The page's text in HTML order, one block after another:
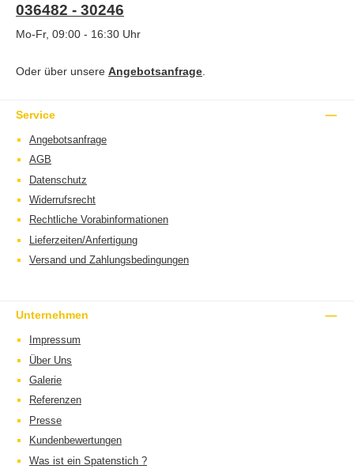
036482 - 30246
Mo-Fr, 09:00 - 16:30 Uhr
Oder über unsere Angebotsanfrage
Service
Angebotsanfrage
AGB
Datenschutz
Widerrufsrecht
Rechtliche Vorabinformationen
Lieferzeiten/Anfertigung
Versand und Zahlungsbedingungen
Unternehmen
Impressum
Über Uns
Galerie
Referenzen
Presse
Kundenbewertungen
Was ist ein Spatenstich ?